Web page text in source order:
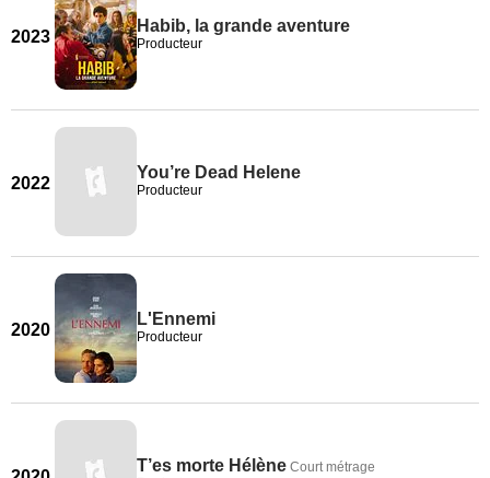
2023
Habib, la grande aventure
Producteur
2022
You’re Dead Helene
Producteur
2020
L'Ennemi
Producteur
T’es morte Hélène Court métrage